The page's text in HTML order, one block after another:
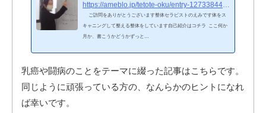
https://ameblo.jp/tetote-oku/entry-12733844916.html
ご訪問をありがとうございます整体セラピストのえみです体をス
キャニングして整える整体をしています自己紹介はコチラ ここ何か
月か、書こうかどうかずっと…
乳癌や闘病のことをテーマに綴った記事はこちらです。
同じように頑張っている方の、なんらかのヒントになれ
ば幸いです。